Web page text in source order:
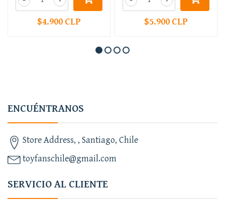
$4.900 CLP $5.900 CLP
ENCUÉNTRANOS
Store Address, , Santiago, Chile
toyfanschile@gmail.com
SERVICIO AL CLIENTE